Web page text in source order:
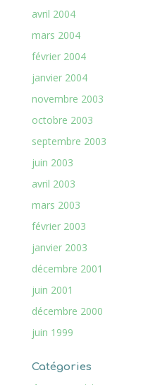
avril 2004
mars 2004
février 2004
janvier 2004
novembre 2003
octobre 2003
septembre 2003
juin 2003
avril 2003
mars 2003
février 2003
janvier 2003
décembre 2001
juin 2001
décembre 2000
juin 1999
Catégories